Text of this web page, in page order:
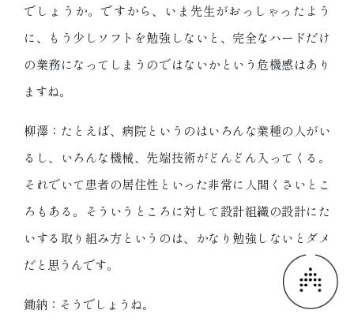
でしょうか。ですから、いま先生がおっしゃったよう
に、もう少しソフトを勉強しないと、完全なハードだけ
の業務になってしまうのではないかという危機感はあり
ますね。
柳澤：たとえば、病院というのはいろんな業種の人がい
るし、いろんな機械、先端技術がどんどん入ってくる。
それでいて患者の居住性といった非常に人間くさいとこ
ろもある。そういうところに対して設計組織の設計にた
いする取り組み方というのは、かなり勉強しないとダメ
だと思うんです。
鋤納：そうでしょうね。